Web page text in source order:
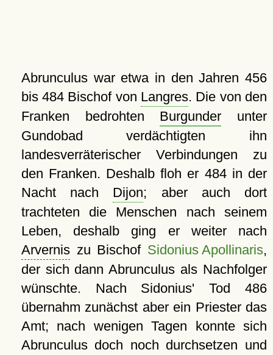
Abrunculus war etwa in den Jahren 456
bis 484 Bischof von Langres. Die von den
Franken bedrohten Burgunder unter
Gundobad verdächtigten ihn
landesverräterischer Verbindungen zu
den Franken. Deshalb floh er 484 in der
Nacht nach Dijon; aber auch dort
trachteten die Menschen nach seinem
Leben, deshalb ging er weiter nach
Arverniszu Bischof Sidonius Apollinaris,
der sich dann Abrunculus als Nachfolger
wünschte. Nach Sidonius' Tod 486
übernahm zunächst aber ein Priester das
Amt; nach wenigen Tagen konnte sich
Abrunculus doch noch durchsetzen und